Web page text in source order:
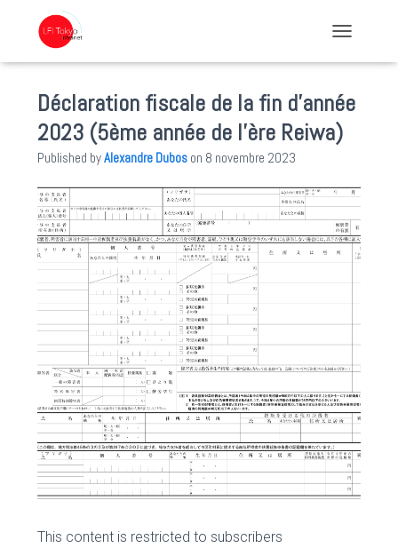
Déclaration fiscale de la fin d’année
2023 (5ème année de l’ère Reiwa)
Published byAlexandre Dubos on 8 novembre 2023
This content is restricted to subscribers